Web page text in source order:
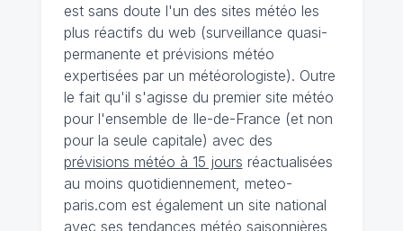
est sans doute l'un des sites météo les
plus réactifs du web (surveillance quasi-
permanente et prévisions météo
expertisées par un météorologiste). Outre
le fait qu'il s'agisse du premier site météo
pour l'ensemble de Ile-de-France (et non
pour la seule capitale) avec des
prévisions météo à 15 jours réactualisées
au moins quotidiennement, meteo-
paris.com est également un site national
avec ses tendances météo saisonnières,